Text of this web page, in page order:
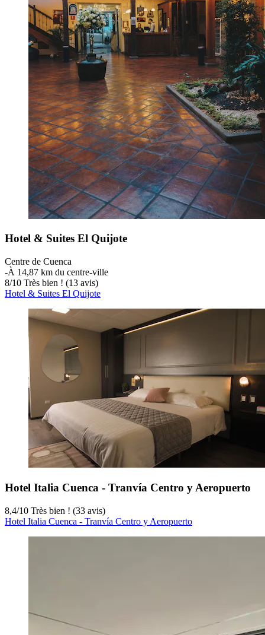
Hotel & Suites El Quijote
Centre de Cuenca
‐À 14,87 km du centre-ville
8/10 Très bien ! (13 avis)
Hotel & Suites El Quijote
Hotel Italia Cuenca - Tranvía Centro y Aeropuerto
8,4/10 Très bien ! (33 avis)
Hotel Italia Cuenca - Tranvía Centro y Aeropuerto